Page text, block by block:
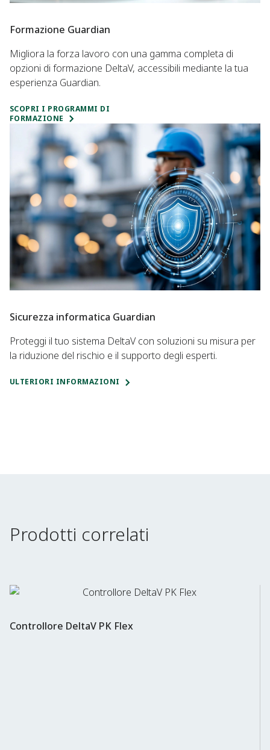
Formazione Guardian
Migliora la forza lavoro con una gamma completa di
opzioni di formazione DeltaV, accessibili mediante la tua
esperienza Guardian.
SCOPRI I PROGRAMMI DI
FORMAZIONE
Sicurezza informatica Guardian
Proteggi il tuo sistema DeltaV con soluzioni su misura per
la riduzione del rischio e il supporto degli esperti.
ULTERIORI INFORMAZIONI
Prodotti correlati
Controllore DeltaV PK Flex